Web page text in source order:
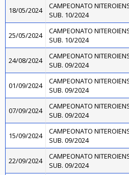
18/05/2024
CAMPEONATO
SUB. 10/2024
25/05/2024
CAMPEONATO
SUB. 10/2024
24/08/2024
CAMPEONATO
SUB. 09/2024
01/09/2024
CAMPEONATO
SUB. 09/2024
07/09/2024
CAMPEONATO
SUB. 09/2024
15/09/2024
CAMPEONATO
SUB. 09/2024
22/09/2024
CAMPEONATO
SUB. 09/2024